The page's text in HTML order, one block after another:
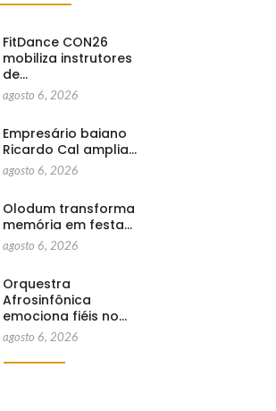
FitDance CON26
mobiliza instrutores
de…
agosto 6, 2026
Empresário baiano
Ricardo Cal amplia…
agosto 6, 2026
Olodum transforma
memória em festa…
agosto 6, 2026
Orquestra
Afrosinfônica
emociona fiéis no…
agosto 6, 2026